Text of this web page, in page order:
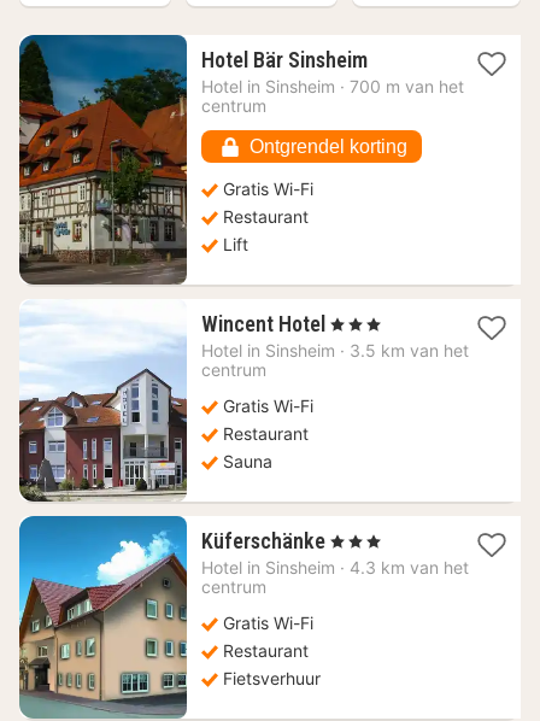
Hotel Bär Sinsheim1
nacht
€
Hotel in Sinsheim · 700 m van het
centrum
Ontgrendel korting
Gratis Wi-Fi
Restaurant
Lift
Wincent Hotel 1
nacht
, 3 Sterren
Hotel in Sinsheim · 3.5 km van het
centrum
Gratis Wi-Fi
Restaurant
Sauna
Küferschänke 1
nacht
, 3 Sterren
Hotel in Sinsheim · 4.3 km van het
centrum
Gratis Wi-Fi
Restaurant
Fietsverhuur